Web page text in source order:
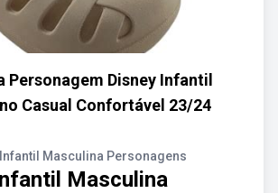
Personagem Disney Infantil
Casual Confortável 23/24
Masculina Personagens
Masculina